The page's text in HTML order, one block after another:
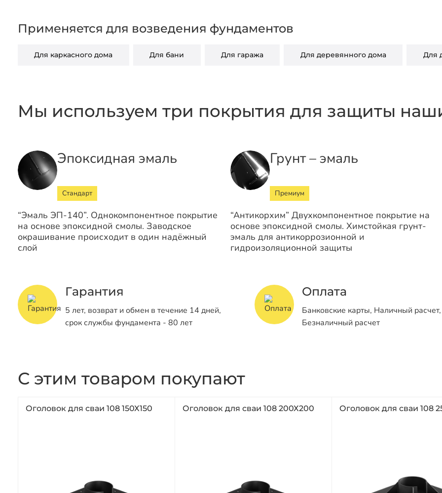
Применяется для возведения фундаментов
Для каркасного дома Для бани Для гаража Для деревянного дома Для
Мы используем три покрытия для защиты
Эпоксидная эмаль
Стандарт
“Эмаль ЭП-140”. Однокомпонентное покрытие
на основе эпоксидной смолы. Заводское
окрашивание происходит в один надёжный
слой
Грунт – эмаль
Премиум
“Антикорхим” Двухкомпонентное покрытие на
основе эпоксидной смолы. Химстойкая грунт-
эмаль для антикоррозионной и
гидроизоляционной защиты
Гарантия
5 лет, возврат и обмен в течение 14 дней,
срок службы фундамента - 80 лет
Оплата
Банковские карты, Наличный расчет,
Безналичный расчет
С этим товаром покупают
Оголовок для сваи 108 150Х150 Оголовок для сваи 108 200Х200 Оголовок для сваи 108